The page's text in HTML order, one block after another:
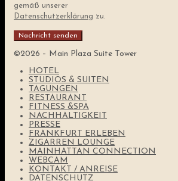
gemäß unserer
Datenschutzerklärung zu.
©2026 – Main Plaza Suite Tower
HOTEL
STUDIOS & SUITEN
TAGUNGEN
RESTAURANT
FITNESS &SPA
NACHHALTIGKEIT
PRESSE
FRANKFURT ERLEBEN
ZIGARREN LOUNGE
MAINHATTAN CONNECTION
WEBCAM
KONTAKT / ANREISE
DATENSCHUTZ